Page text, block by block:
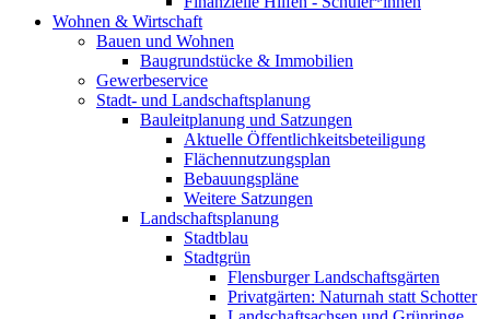
Wohnen & Wirtschaft
Bauen und Wohnen
Baugrundstücke & Immobilien
Gewerbeservice
Stadt- und Landschaftsplanung
Bauleitplanung und Satzungen
Aktuelle Öffentlichkeitsbeteiligung
Flächennutzungsplan
Bebauungspläne
Weitere Satzungen
Landschaftsplanung
Stadtblau
Stadtgrün
Flensburger Landschaftsgärten
Privatgärten: Naturnah statt Schotter